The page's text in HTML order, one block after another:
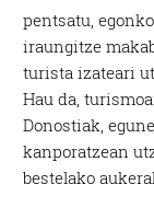
pentsatu,
iraungitze
turista izateari
Hau da,
Donostiak,
kanporatzean
bestelako